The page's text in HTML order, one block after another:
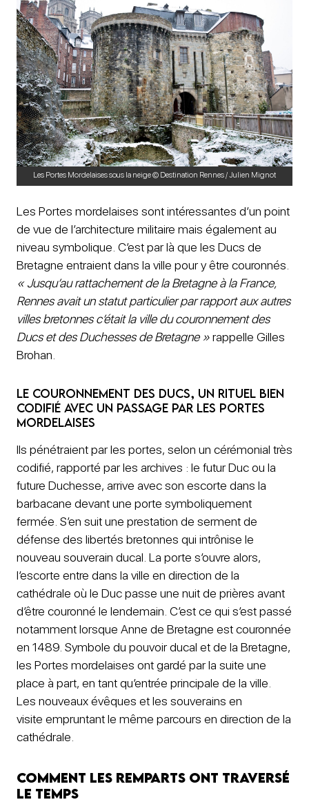
Les Portes Mordelaises sous la neige © Destination Rennes / Julien Mignot
Les Portes mordelaises sont intéressantes d’un point
de vue de l’architecture militaire mais également au
niveau symbolique. C’est par là que les Ducs de
Bretagne entraient dans la ville pour y être couronnés.
« Jusqu’au rattachement de la Bretagne à la France,
Rennes avait un statut particulier par rapport aux autres
villes bretonnes c’était la ville du couronnement des
Ducs et des Duchesses de Bretagne »rappelle Gilles
Brohan.
Le couronnement des Ducs, un rituel bien
codifié avec un passage par les Portes
mordelaises
Ils pénétraient par les portes, selon un cérémonial très
codifié, rapporté par les archives : le futur Duc ou la
future Duchesse, arrive avec son escorte dans la
barbacane devant une porte symboliquement
fermée. S’en suit une prestation de serment de
défense des libertés bretonnes qui intrônise le
nouveau souverain ducal. La porte s’ouvre alors,
l’escorte entre dans la ville en direction de la
cathédrale où le Duc passe une nuit de prières avant
d’être couronné le lendemain. C’est ce qui s’est passé
notamment lorsque Anne de Bretagne est couronnée
en 1489. Symbole du pouvoir ducal et de la Bretagne,
les Portes mordelaises ont gardé par la suite une
place à part, en tant qu’entrée principale de la ville.
Les nouveaux évêques et les souverains en
visite empruntant le même parcours en direction de la
cathédrale.
Comment les remparts ont traversé
le temps